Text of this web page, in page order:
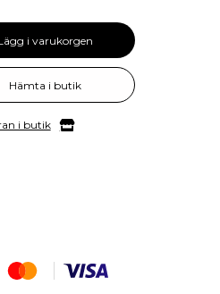
i varukorgen
Hämta i butik
i butik